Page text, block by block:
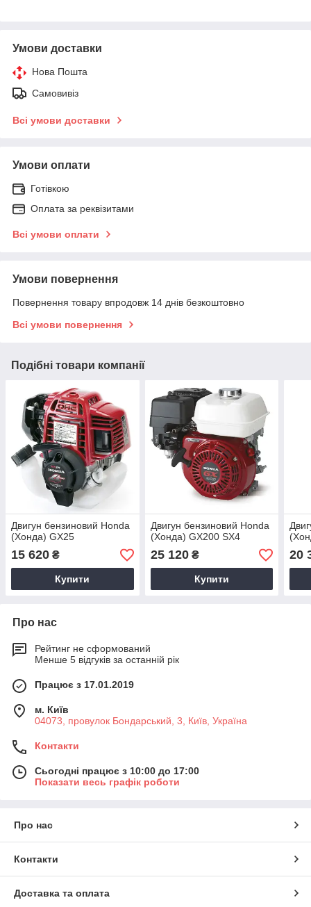
Умови доставки
Нова Пошта
Самовивіз
Всі умови доставки
Умови оплати
Готівкою
Оплата за реквізитами
Всі умови оплати
Умови повернення
Повернення товару впродовж 14 днів безкоштовно
Всі умови повернення
Подібні товари компанії
Двигун бензиновий Honda
(Хонда) GX25
15 620 ₴
Купити
Двигун бензиновий Honda
(Хонда) GX200 SX4
25 120₴
Купити
20
Про нас
Рейтинг не сформований
Менше 5 відгуків за останній рік
Працює з 17.01.2019
м. Київ
04073, провулок Бондарський, 3, Київ, Україна
Контакти
Сьогодні працює з 10:00 до 17:00
Показати весь графік роботи
Про нас
Контакти
Доставка та оплата